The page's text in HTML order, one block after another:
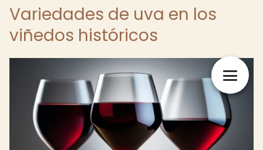
Variedades de uva en los
viñedos históricos